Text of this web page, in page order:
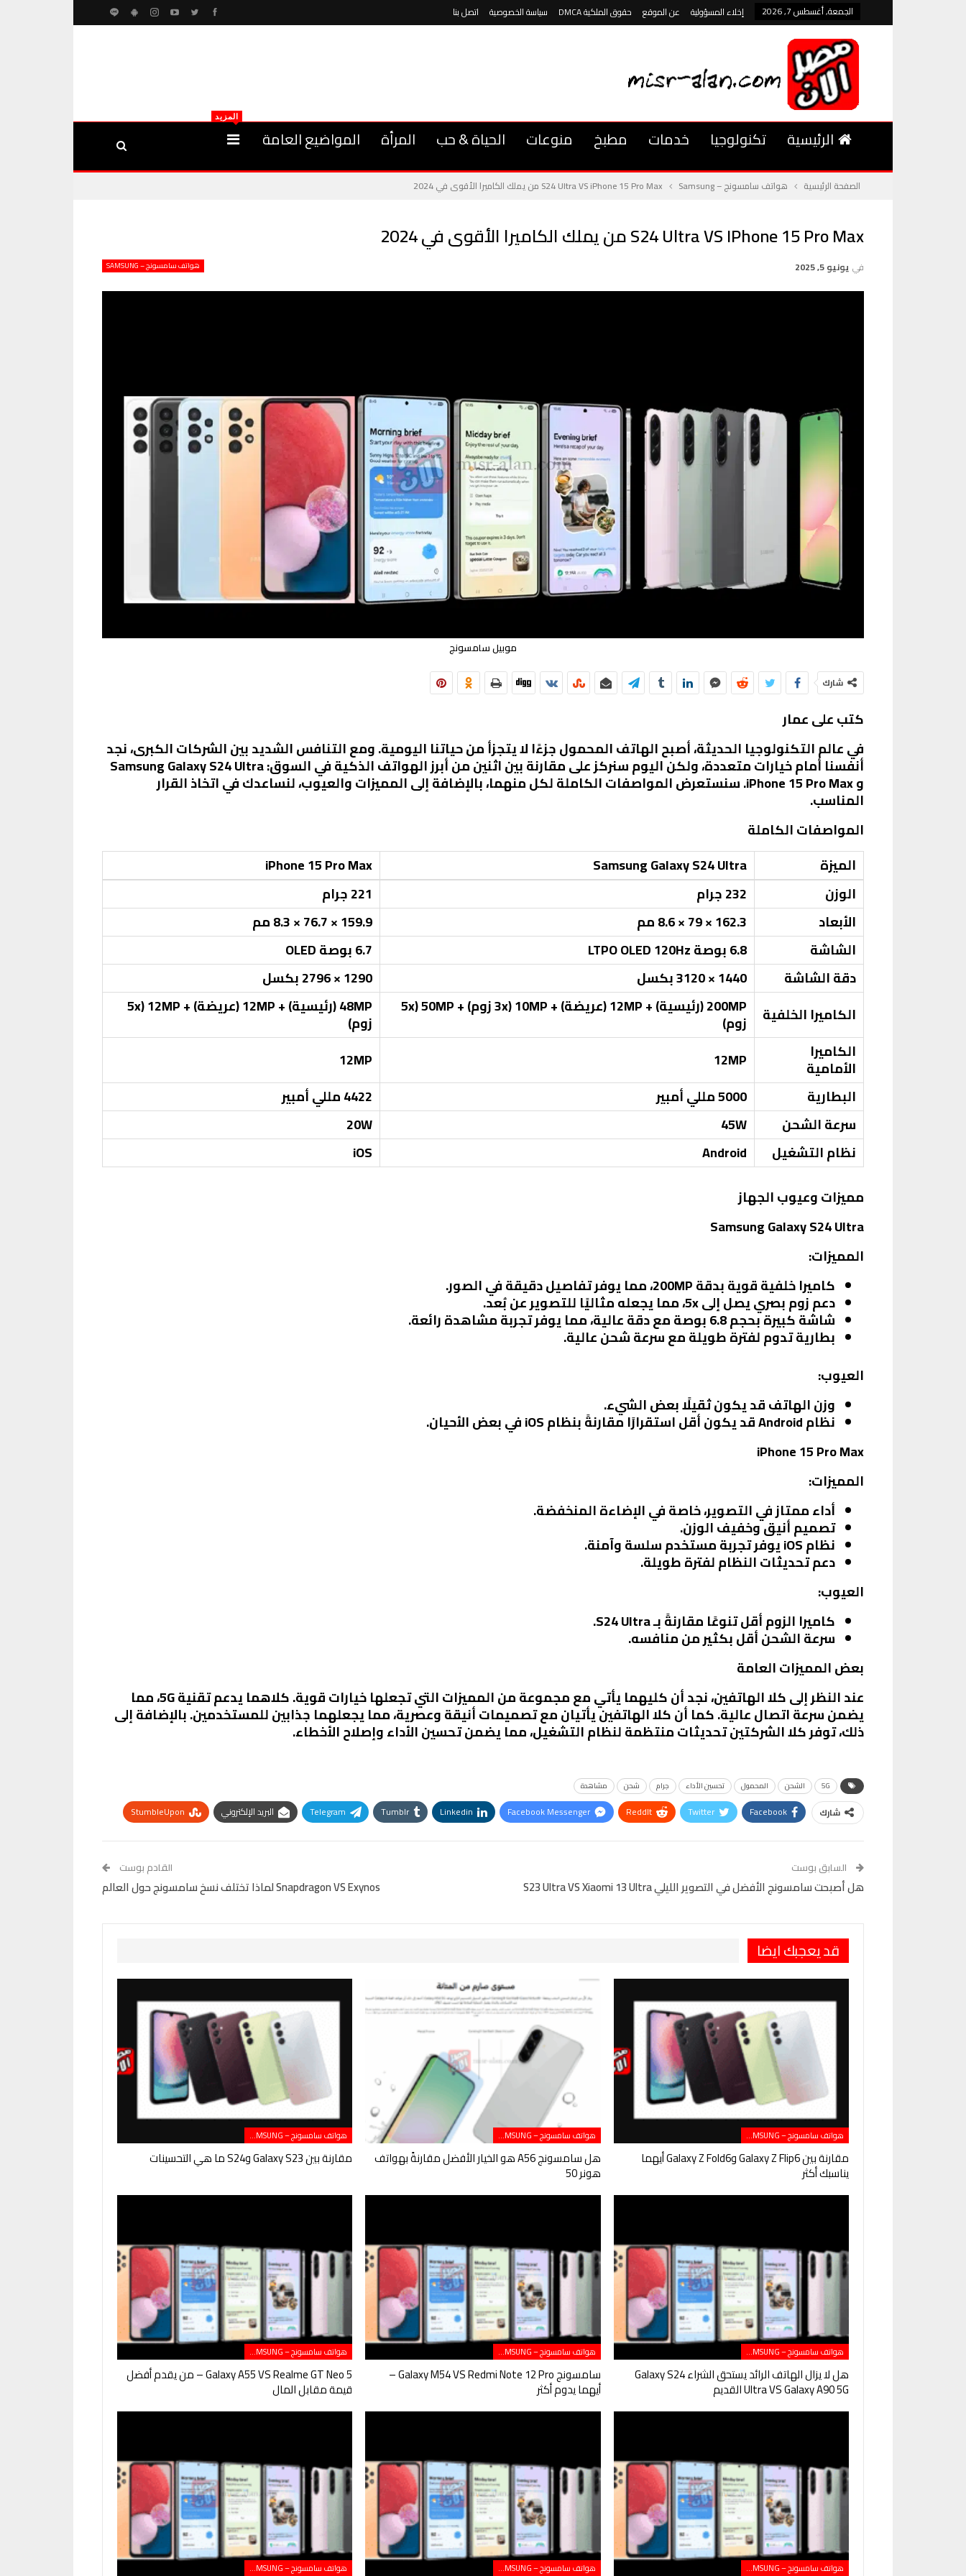
الجمعة, أغسطس 7, 2026 إخلاء المسؤولية عن الموقع حقوق الملكية DMCA سياسة الخصوصية اتصل بنا
الرئيسية تكنولوجيا خدمات مطبخ منوعات الحياة & حب المرأة المواضيع العامة
المزيد
الصفحة الرئيسية هواتف سامسونج – Samsung S24 Ultra VS iPhone 15 Pro Max من يملك الكاميرا الأقوى في 2024
S24 Ultra VS IPhone 15 Pro Max من يملك الكاميرا الأقوى في 2024
هواتف سامسونج – SAMSUNG في يونيو 5, 2025
موبيل سامسونج
شارك
كتب على عمار
في عالم التكنولوجيا الحديثة، أصبح الهاتف المحمول جزءًا لا يتجزأ من حياتنا اليومية. ومع التنافس الشديد بين الشركات الكبرى، نجد
أنفسنا أمام خيارات متعددة، ولكن اليوم سنركز على مقارنة بين اثنين من أبرز الهواتف الذكية في السوق:Samsung Galaxy S24 Ultra
وiPhone 15 Pro Max. سنستعرض المواصفات الكاملة لكل منهما، بالإضافة إلى المميزات والعيوب، لنساعدك في اتخاذ القرار
المناسب.
المواصفات الكاملة
الميزة
Samsung Galaxy S24 Ultra
iPhone 15 Pro Max
الوزن
232 جرام
221 جرام
الأبعاد
162.3 × 79 × 8.6 مم
159.9 × 76.7 × 8.3 مم
الشاشة
6.8 بوصة LTPO OLED 120Hz
6.7 بوصة OLED
دقة الشاشة
1440 × 3120 بكسل
1290 × 2796 بكسل
الكاميرا الخلفية
200MP (رئيسية) + 12MP (عريضة) + 10MP (3x زوم) + 50MP (5x
زوم)
48MP (رئيسية) + 12MP (عريضة) + 12MP (5x
زوم)
الكاميرا
الأمامية 12MP
12MP
البطارية
5000 مللي أمبير
4422 مللي أمبير
سرعة الشحن
45W
20W
نظام التشغيل
Android
iOS
مميزات وعيوب الجهاز
Samsung Galaxy S24 Ultra
المميزات:
كاميرا خلفية قوية بدقة 200MP، مما يوفر تفاصيل دقيقة في الصور.
دعم زوم بصري يصل إلى 5x، مما يجعله مثاليًا للتصوير عن بُعد.
شاشة كبيرة بحجم 6.8 بوصة مع دقة عالية، مما يوفر تجربة مشاهدة رائعة.
بطارية تدوم لفترة طويلة مع سرعة شحن عالية.
العيوب:
وزن الهاتف قد يكون ثقيلًا بعض الشيء.
نظام Android قد يكون أقل استقرارًا مقارنةً بنظام iOS في بعض الأحيان.
iPhone 15 Pro Max
المميزات:
أداء ممتاز في التصوير، خاصة في الإضاءة المنخفضة.
تصميم أنيق وخفيف الوزن.
نظام iOS يوفر تجربة مستخدم سلسة وآمنة.
دعم تحديثات النظام لفترة طويلة.
العيوب:
كاميرا الزوم أقل تنوعًا مقارنةً بـ S24 Ultra.
سرعة الشحن أقل بكثير من منافسه.
بعض المميزات العامة
عند النظر إلى كلا الهاتفين، نجد أن كليهما يأتي مع مجموعة من المميزات التي تجعلها خيارات قوية. كلاهما يدعم تقنية 5G، مما
يضمن سرعة اتصال عالية. كما أن كلا الهاتفين يأتيان مع تصميمات أنيقة وعصرية، مما يجعلهما جذابين للمستخدمين. بالإضافة إلى
ذلك، توفر كلا الشركتين تحديثات منتظمة لنظام التشغيل، مما يضمن تحسين الأداء وإصلاح الأخطاء.
5G الشحن المحمول تحسين الأداء جرام شحن مشاهدة
شارك Facebook
Twitter
ReddIt
Facebook Messenger
Linkedin
Tumblr
Telegram البريد الإلكتروني
StumbleUpon
السابق بوست
هل أصبحت سامسونج الأفضل في التصوير الليلي S23 Ultra VS Xiaomi 13 Ultra
القادم بوست
Snapdragon VS Exynos لماذا تختلف نسخ سامسونج حول العالم
قد يعجبك ايضا
هواتف سامسونج – SAMSUNG
مقارنة بين Galaxy Z Flip6 وGalaxy Z Fold6 أيهما
يناسبك أكثر
هواتف سامسونج – SAMSUNG
هل سامسونج A56 هو الخيار الأفضل مقارنةً بهواتف
هونر 50
هواتف سامسونج – SAMSUNG
مقارنة بين Galaxy S23 وS24 ما هي التحسينات
هواتف سامسونج – SAMSUNG
هل لا يزال الهاتف الرائد يستحق الشراء Galaxy S24
Ultra VS Galaxy A90 5G القديم
هواتف سامسونج – SAMSUNG
سامسونج Galaxy M54 VS Redmi Note 12 Pro –
أيهما يدوم أكثر
هواتف سامسونج – SAMSUNG
Galaxy A55 VS Realme GT Neo 5 – من يقدم أفضل
قيمة مقابل المال
هواتف سامسونج – SAMSUNG هواتف سامسونج – SAMSUNG هواتف سامسونج – SAMSUNG